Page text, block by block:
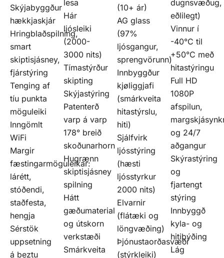
Skýjabyggður
hækkjaskjár
Hringblaðspilning,
smart
skiptisjásney,
fjárstýring
Tenging af
tíu punkta
möguleiki
Inngömlt
WiFi
Margir
fæstingarmöguleikar:
lárétt,
stóðendi,
staðfesta,
hengja
Sérstök
uppsetning
á beztu
lesa
Hár
ljósleiki
(2000-
3000 nits)
Tímastýrður
skipting
Skýjastýring
Patenterð
varp á varp
178° breið
skoðunarhorn
Hugrænn
skiptisjásney
spilning
Hátt
gæðumaterial
og útskorn
verkstæði
Smárkveita
(10+ ár)
AG glass
(97%
ljósgangur,
sprengvörunn)
Innbyggður
kjøliggjafi
(smárkveita
hitastýrslu,
hiti)
Sjálfvirk
ljósstýring
(hæsti
ljósstyrkur
2000 nits)
Elvarnir
(flátæki og
löngvæðing)
Þjónustaorðasvæði
(stýrkleiki)
dugnsvæðug,
eðlilegt)
Vinnur í
-40°C til
+50°C með
hitastýringu
Full HD
1080P
afspilun,
og 24/7
aðgangur
Skýrastýring
og
fjartengt
stýring
Innbyggð
kyla- og
hitiþýðing
Lág